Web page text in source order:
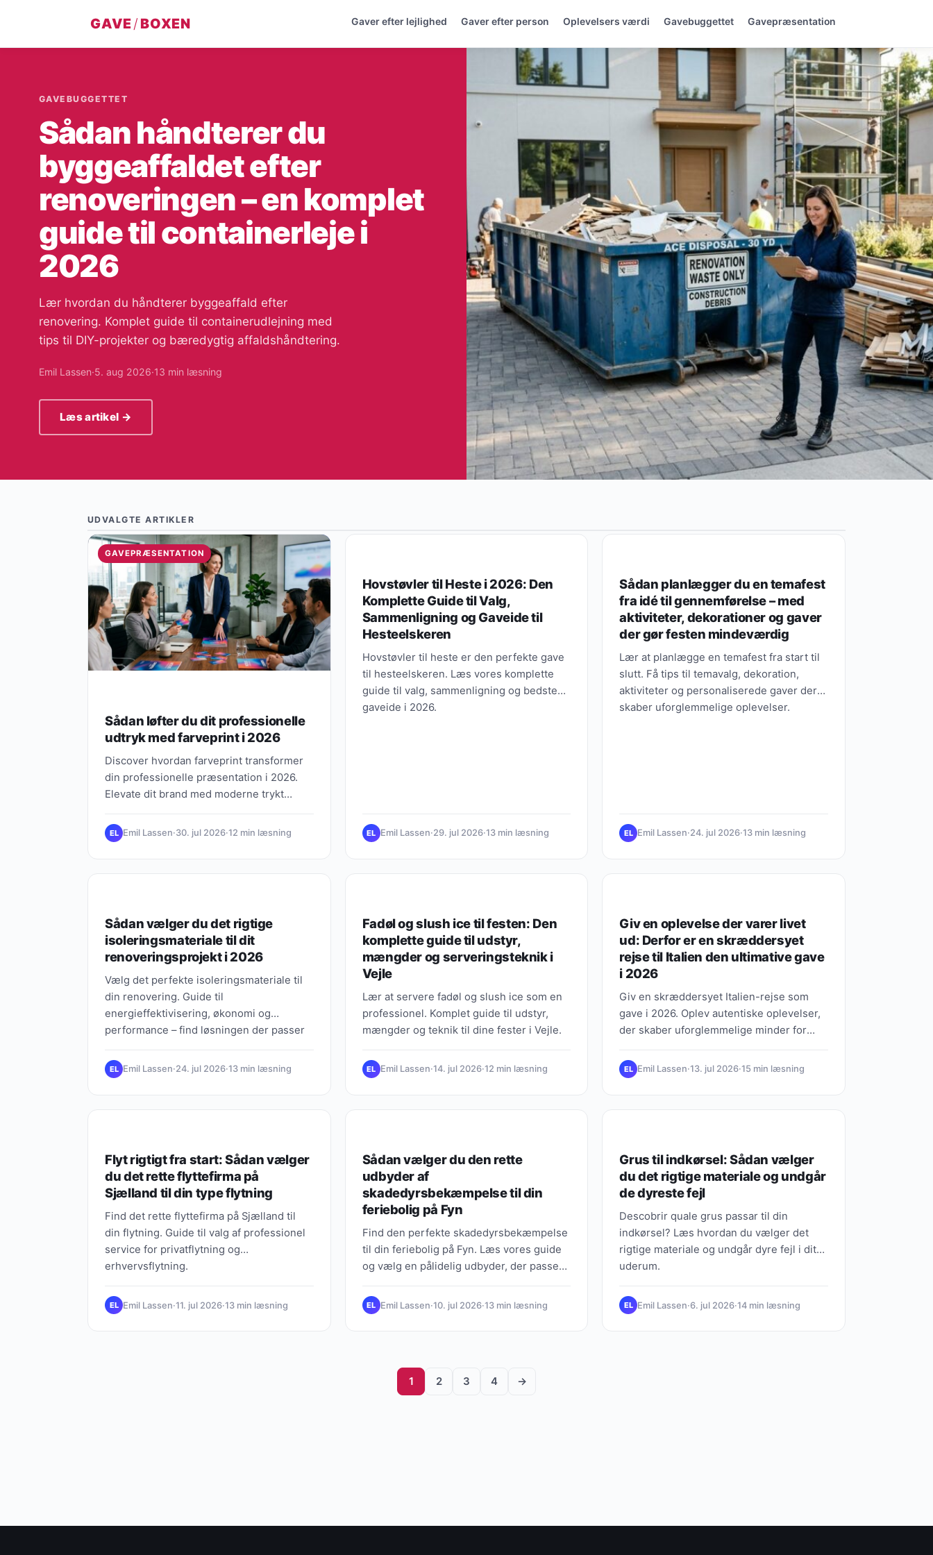
GAVE/BOXEN Gaver efter lejlighed Gaver efter person Oplevelsers værdi Gavebuggettet Gavepræsentation
GAVEBUGGETTET
Sådan håndterer du
byggeaffaldet efter
renoveringen – en komplet
guide til containerleje i
2026
Lær hvordan du håndterer byggeaffald efter
renovering. Komplet guide til containerudlejning med
tips til DIY-projekter og bæredygtig affaldshåndtering.
Emil Lassen·5. aug 2026·13 min læsning
Læs artikel →
UDVALGTE ARTIKLER
GAVEPRÆSENTATION
Sådan løfter du dit professionelle
udtryk med farveprint i 2026
Discover hvordan farveprint transformer
din professionelle præsentation i 2026.
Elevate dit brand med moderne trykt
EL Emil Lassen·30. jul 2026·12 min læsning
Hovstøvler til Heste i 2026: Den
Komplette Guide til Valg,
Sammenligning og Gaveide til
Hesteelskeren
Hovstøvler til heste er den perfekte gave
til hesteelskeren. Læs vores komplette
guide til valg, sammenligning og bedste
gaveide i 2026.
EL Emil Lassen·29. jul 2026·13 min læsning
Sådan planlægger du en temafest
fra idé til gennemførelse – med
aktiviteter, dekorationer og gaver
der gør festen mindeværdig
Lær at planlægge en temafest fra start til
slutt. Få tips til temavalg, dekoration,
aktiviteter og personaliserede gaver der
skaber uforglemmelige oplevelser.
EL Emil Lassen·24. jul 2026·13 min læsning
Sådan vælger du det rigtige
isoleringsmateriale til dit
renoveringsprojekt i 2026
Vælg det perfekte isoleringsmateriale til
din renovering. Guide til
energieffektivisering, økonomi og
performance – find løsningen der passer
EL Emil Lassen·24. jul 2026·13 min læsning
Fadøl og slush ice til festen: Den
komplette guide til udstyr,
mængder og serveringsteknik i
Vejle
Lær at servere fadøl og slush ice som en
professionel. Komplet guide til udstyr,
mængder og teknik til dine fester i Vejle.
EL Emil Lassen·14. jul 2026·12 min læsning
Giv en oplevelse der varer livet
ud: Derfor er en skræddersyet
rejse til Italien den ultimative gave
i 2026
Giv en skræddersyet Italien-rejse som
gave i 2026. Oplev autentiske oplevelser,
der skaber uforglemmelige minder for
EL Emil Lassen·13. jul 2026·15 min læsning
Flyt rigtigt fra start: Sådan vælger
du det rette flyttefirma på
Sjælland til din type flytning
Find det rette flyttefirma på Sjælland til
din flytning. Guide til valg af professionel
service for privatflytning og
erhvervsflytning.
EL Emil Lassen·11. jul 2026·13 min læsning
Sådan vælger du den rette
udbyder af
skadedyrsbekæmpelse til din
feriebolig på Fyn
Find den perfekte skadedyrsbekæmpelse
til din feriebolig på Fyn. Læs vores guide
og vælg en pålidelig udbyder, der passer
EL Emil Lassen·10. jul 2026·13 min læsning
Grus til indkørsel: Sådan vælger
du det rigtige materiale og undgår
de dyreste fejl
Descobrir quale grus passar til din
indkørsel? Læs hvordan du vælger det
rigtige materiale og undgår dyre fejl i dit
uderum.
EL Emil Lassen·6. jul 2026·14 min læsning
1 2 3 4 →